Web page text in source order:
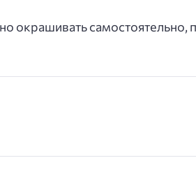
самостоятельно,